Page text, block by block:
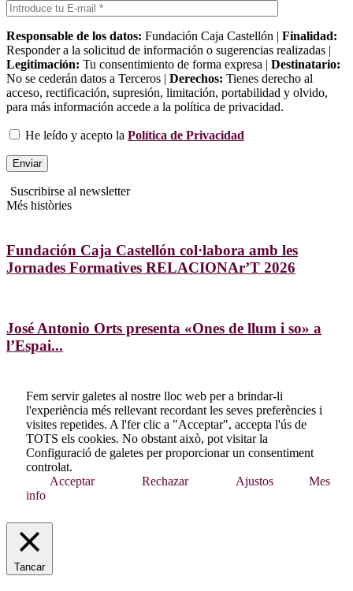
Responsable de los datos: Fundación Caja Castellón | Finalidad:
Responder a la solicitud de información o sugerencias realizadas |
Legitimación: Tu consentimiento de forma expresa | Destinatario:
No se cederán datos a Terceros | Derechos: Tienes derecho al
acceso, rectificación, supresión, limitación, portabilidad y olvido,
para más información accede a la política de privacidad.
He leído y acepto la Política de Privacidad
Suscribirse al newsletter
Més històries
Fundación Caja Castellón col·labora amb les
Jornades Formatives RELACIONAr’T 2026
José Antonio Orts presenta «Ones de llum i so» a
l’Espai...
Fem servir galetes al nostre lloc web per a brindar-li
l'experiència més rellevant recordant les seves preferències i
visites repetides. A l'fer clic a "Acceptar", accepta l'ús de
TOTS els cookies. No obstant això, pot visitar la
Configuració de galetes per proporcionar un consentiment
controlat.
Acceptar
Rechazar Ajustos
Mes
info
Tancar